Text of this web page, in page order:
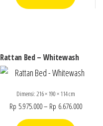
Rattan Bed – Whitewash
Dimensi: 216 × 190 × 114 cm
Rp 5.975.000– Rp 6.676.000